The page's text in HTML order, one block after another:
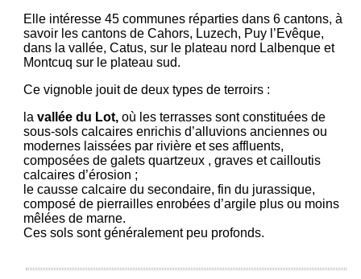
Elle intéresse 45 communes réparties dans 6 cantons, à
savoir les cantons de Cahors, Luzech, Puy l’Evêque,
dans la vallée, Catus, sur le plateau nord Lalbenque et
Montcuq sur le plateau sud.
Ce vignoble jouit de deux types de terroirs :
la vallée du Lot, où les terrasses sont constituées de
sous-sols calcaires enrichis d’alluvions anciennes ou
modernes laissées par rivière et ses affluents,
composées de galets quartzeux , graves et cailloutis
calcaires d’érosion ;
le causse calcaire du secondaire, fin du jurassique,
composé de pierrailles enrobées d’argile plus ou moins
mêlées de marne.
Ces sols sont généralement peu profonds.